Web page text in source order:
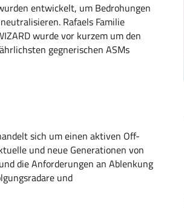
entwickelt, um Bedrohungen
Rafaels Familie
wurde vor kurzem um den
gegnerischen ASMs
sich um einen aktiven Off-
und neue Generationen von
die Anforderungen an Ablenkung
und